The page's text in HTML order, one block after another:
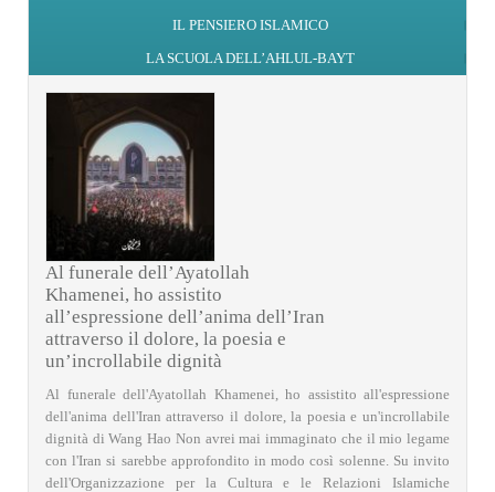
IL PENSIERO ISLAMICO
LA SCUOLA DELL’AHLUL-BAYT
Al funerale dell’Ayatollah
Khamenei, ho assistito
all’espressione dell’anima dell’Iran
attraverso il dolore, la poesia e
un’incrollabile dignità
Al funerale dell'Ayatollah Khamenei, ho assistito all'espressione
dell'anima dell'Iran attraverso il dolore, la poesia e un'incrollabile
dignità di Wang Hao Non avrei mai immaginato che il mio legame
con l'Iran si sarebbe approfondito in modo così solenne. Su invito
dell'Organizzazione per la Cultura e le Relazioni Islamiche